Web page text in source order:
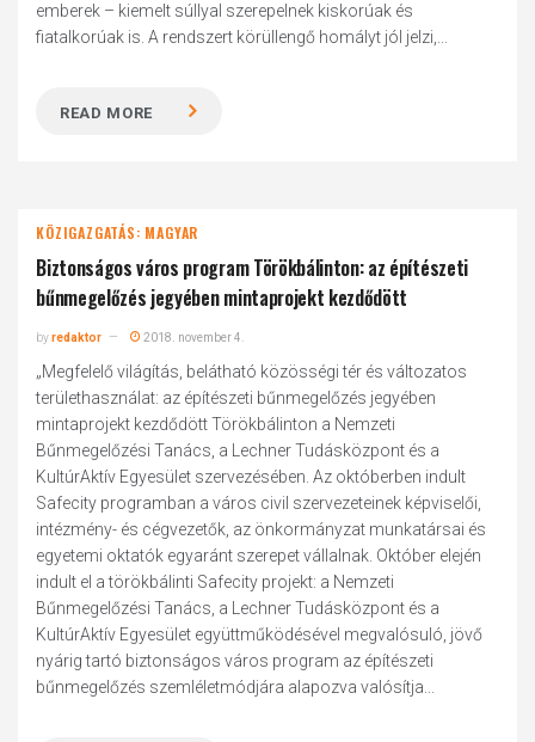
emberek – kiemelt súllyal szerepelnek kiskorúak és
fiatalkorúak is. A rendszert körüllengő homályt jól jelzi,...
READ MORE
KÖZIGAZGATÁS: MAGYAR
Biztonságos város program Törökbálinton: az építészeti
bűnmegelőzés jegyében mintaprojekt kezdődött
byredaktor 2018. november 4.
„Megfelelő világítás, belátható közösségi tér és változatos
területhasználat: az építészeti bűnmegelőzés jegyében
mintaprojekt kezdődött Törökbálinton a Nemzeti
Bűnmegelőzési Tanács, a Lechner Tudásközpont és a
KultúrAktív Egyesület szervezésében. Az októberben indult
Safecity programban a város civil szervezeteinek képviselői,
intézmény- és cégvezetők, az önkormányzat munkatársai és
egyetemi oktatók egyaránt szerepet vállalnak. Október elején
indult el a törökbálinti Safecity projekt: a Nemzeti
Bűnmegelőzési Tanács, a Lechner Tudásközpont és a
KultúrAktív Egyesület együttműködésével megvalósuló, jövő
nyárig tartó biztonságos város program az építészeti
bűnmegelőzés szemléletmódjára alapozva valósítja...